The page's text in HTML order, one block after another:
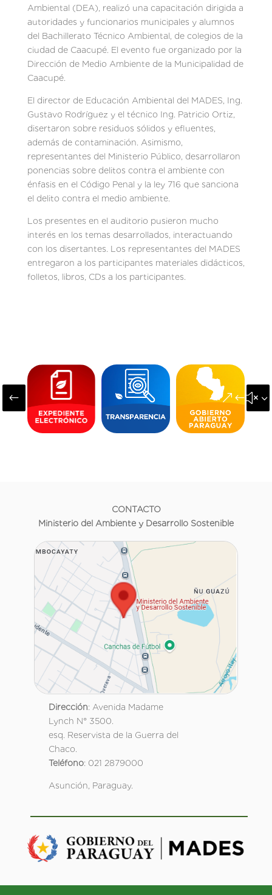
Ambiental (DEA), realizó una capacitación dirigida a
autoridades y funcionarios municipales y alumnos
del Bachillerato Técnico Ambiental, de colegios de la
ciudad de Caacupé. El evento fue organizado por la
Dirección de Medio Ambiente de la Municipalidad de
Caacupé.
El director de Educación Ambiental del MADES, Ing.
Gustavo Rodríguez y el técnico Ing. Patricio Ortiz,
disertaron sobre residuos sólidos y efluentes,
además de contaminación. Asimismo,
representantes del Ministerio Público, desarrollaron
ponencias sobre delitos contra el ambiente con
énfasis en el Código Penal y la ley 716 que sanciona
el delito contra el medio ambiente.
Los presentes en el auditorio pusieron mucho
interés en los temas desarrollados, interactuando
con los disertantes. Los representantes del MADES
entregaron a los participantes materiales didácticos,
folletos, libros, CDs a los participantes.
#
CONTACTO
Ministerio del Ambiente y Desarrollo Sostenible
Dirección: Avenida Madame
Lynch N° 3500.
esq. Reservista de la Guerra del
Chaco.
Teléfono: 021 2879000
Asunción, Paraguay.